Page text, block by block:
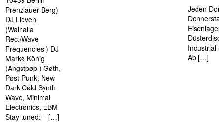
Prenzlauer Berg)
DJ Lieven
(Walhalla
Rec./Wave
Frequencies ) DJ
Markø König
(Angstpøp ) Gøth,
Pøst-Punk, New
Dark Cøld Synth
Wave, Minimal
Electrønics, EBM
Stay tuned: – […]
Jeden
Industrial
Ab […]